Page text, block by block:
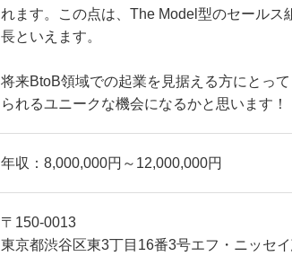
れます。この点は、The Model型のセール
長といえます。
将来BtoB領域での起業を見据える方にとっ
られるユニークな機会になるかと思います！
年収：8,000,000円～12,000,000円
〒150-0013
東京都渋谷区東3丁目16番3号エフ・ニッセ